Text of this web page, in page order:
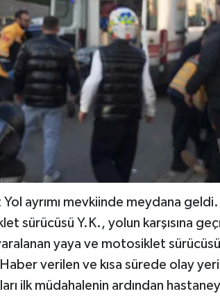
Yol ayrımı mevkiinde meydana
sürücüsü Y.K., yolun karşısına
yaya ve motosiklet sürücüsü
verilen ve kısa sürede olay
ilk müdahalenin ardından